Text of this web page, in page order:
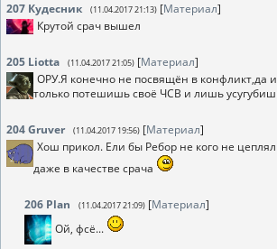
207 Кудесник (11.04.2017 21:13) [Материал]
Крутой срач вышел
205 Liotta (11.04.2017 21:05) [Материал]
ОРУ.Я конечно не посвящён в конфликт,да
только потешишь своё ЧСВ и лишь
204Gruver (11.04.2017 19:56) [Материал]
Хош прикол. Ели бы Ребор не кого не
даже в качестве срача
206 Plan (11.04.2017 21:09) [Материал]
Ой, фсё...